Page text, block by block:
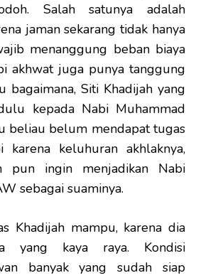
Salah satunya adalah
jaman sekarang tidak hanya
menanggung beban biaya
akhwat juga punya tanggung
bagaimana, Siti Khadijah yang
kepada Nabi Muhammad
beliau belum mendapat tugas
karena keluhuran akhlaknya,
pun ingin menjadikan Nabi
sebagai suaminya.
Khadijah mampu, karena dia
yang kaya raya. Kondisi
banyak yang sudah siap